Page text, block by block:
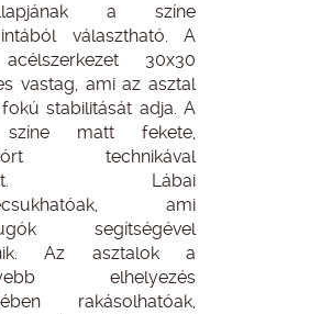
a színe
választható. A
30x30
vastag, ami az asztal
stabilitását adja. A
matt fekete,
technikával
Lábai
ami
segítségével
Az asztalok a
elhelyezés
rakásolhatóak,